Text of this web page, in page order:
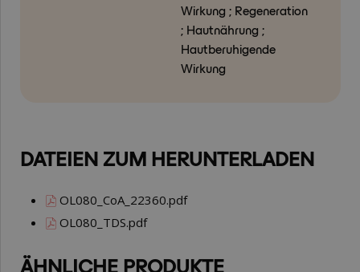
Wirkung ; Regeneration
; Hautnährung ;
Hautberuhigende
Wirkung
DATEIEN ZUM HERUNTERLADEN
OL080_CoA_22360.pdf
OL080_TDS.pdf
ÄHNLICHE PRODUKTE